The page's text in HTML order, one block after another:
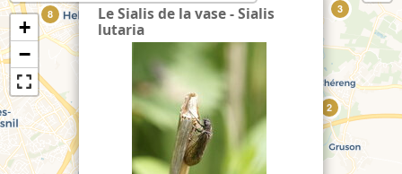
3
2
8
4
Le Sialis de la vase - Sialis
lutaria
+
−